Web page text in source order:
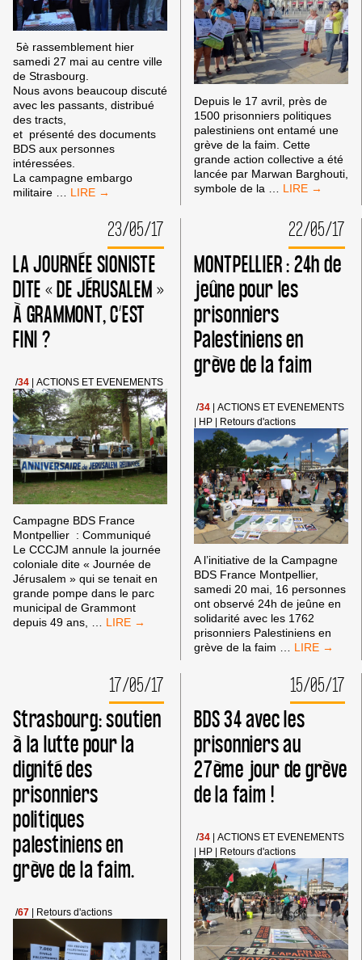
5è rassemblement hier
samedi 27 mai au centre ville
de Strasbourg.
Nous avons beaucoup discuté
avec les passants, distribué
des tracts,
et présenté des documents
BDS aux personnes
intéressées.
La campagne embargo
militaire
STRASBOURG:
SOUTIEN
AUX
PRISONNIERS
POLITIQUES
PALESTINIENS
Depuis le 17 avril, près de
1500 prisonniers politiques
palestiniens ont entamé une
grève de la faim. Cette
grande action collective a été
lancée par Marwan Barghouti,
symbole de la
ACTION
AUX
PRISONNIERS
PALESTINIENS
GRÉVISTES
DE
EN
AVEC
RESF/FCPE
(24
MAI
2017)
23/05/17
LA JOURNÉE SIONISTE
DITE « DE JÉRUSALEM »
À GRAMMONT, C’EST
FINI ?
/34 ACTIONS ET EVENEMENTS
Campagne BDS France
Montpellier : Communiqué
Le CCCJM annule la journée
coloniale dite « Journée de
Jérusalem » qui se tenait en
grande pompe dans le parc
municipal de Grammont
depuis 49 ans,
LA
DE
JÉRUSALEM
»
À
GRAMMONT,
22/05/17
MONTPELLIER : 24h de
jeûne pour les
prisonniers
Palestiniens en
grève de la faim
/34
ACTIONS ET EVENEMENTS
HP Retours d'actions
A l’initiative de la Campagne
BDS France Montpellier,
samedi 20 mai, 16 personnes
ont observé 24h de jeûne en
solidarité avec les 1762
prisonniers Palestiniens en
grève de la faim
24H
DE
JEÛNE
POUR
EN
FAIM
17/05/17
Strasbourg: soutien
à la lutte pour la
dignité des
prisonniers
politiques
palestiniens en
grève de la faim.
/67 Retours d'actions
15/05/17
BDS 34 avec les
prisonniers au
27ème jour de grève
de la faim !
/34
ACTIONS ET EVENEMENTS
HP Retours d'actions